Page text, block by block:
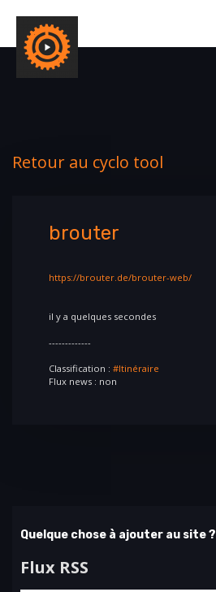
Retour au cyclo tool
brouter
https://brouter.de/brouter-web/
il y a quelques secondes
-------------
Classification : #Itinéraire
Flux news : non
Quelque chose à ajouter au site ?
Flux RSS